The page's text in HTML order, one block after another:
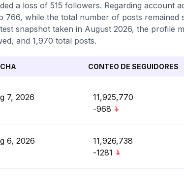
a loss of 515 followers. Regarding account
766, while the total number of posts
snapshot taken in August 2026, the profile
and 1,970 total posts.
CONTEO DE SEGUIDORES
7, 2026
11,925,770
-968
6, 2026
11,926,738
-1281